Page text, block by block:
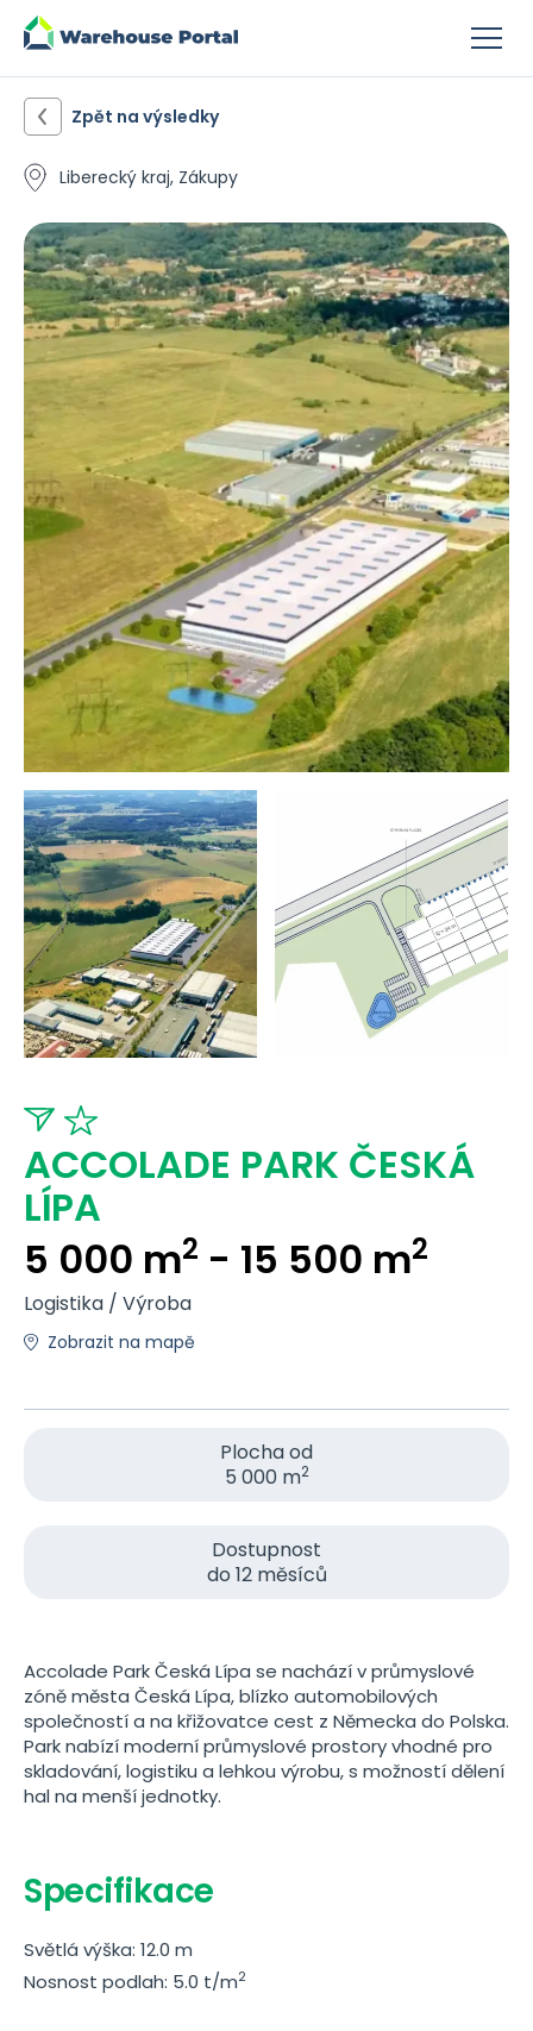
Zpět na výsledky
Liberecký kraj, Zákupy
ACCOLADE PARK ČESKÁ
LÍPA
5 000 m2 - 15 500 m2
Logistika / Výroba
Zobrazit na mapě
Plocha od
5 000 m2
Dostupnost
do 12 měsíců
Accolade Park Česká Lípa se nachází v průmyslové
zóně města Česká Lípa, blízko automobilových
společností a na křižovatce cest z Německa do Polska.
Park nabízí moderní průmyslové prostory vhodné pro
skladování, logistiku a lehkou výrobu, s možností dělení
hal na menší jednotky.
Specifikace
Světlá výška: 12.0 m
Nosnost podlah: 5.0 t/m2